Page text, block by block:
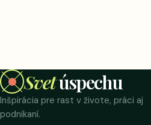
Svetúspechu
Inšpirácia pre rast v živote, práci aj
podnikaní.